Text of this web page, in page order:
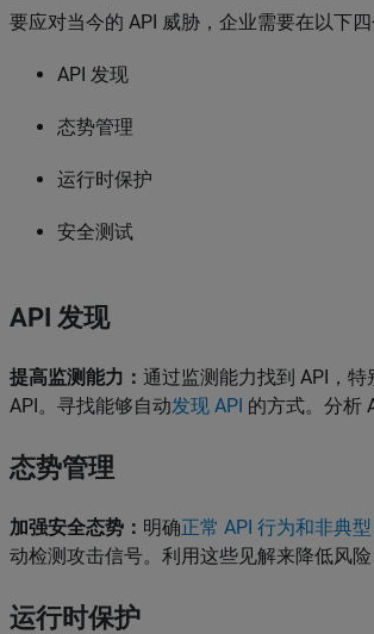
要应对当今的 API 威胁，企业需要在以下
API 发现
态势管理
运行时保护
安全测试
API 发现
提高监测能力： 通过监测能力找到 API，
API。寻找能够自动发现 API 的方式。分析
态势管理
加强安全态势： 明确正常 API 行为和非典
动检测攻击信号。利用这些见解来降低风
运行时保护